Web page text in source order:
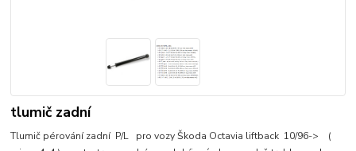
tlumič zadní
Tlumič pérování zadní P/L pro vozy Škoda Octavia liftback 10/96-> (